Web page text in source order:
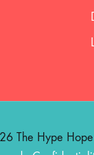
The Hype Hope